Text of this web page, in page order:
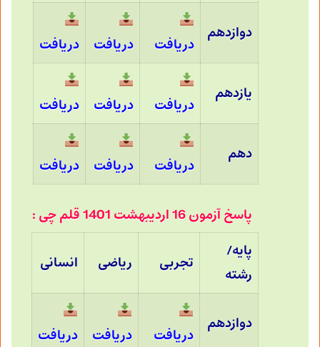
دوازدهم
دریافت دریافت دریافت
یازدهم
دریافت دریافت دریافت
دهم
دریافت دریافت دریافت
پاسخ آزمون 16 اردیبهشت 1401 قلم چی :
پایه/
رشته
تجربی ریاضی انسانی
دوازدهم
دریافت دریافت دریافت